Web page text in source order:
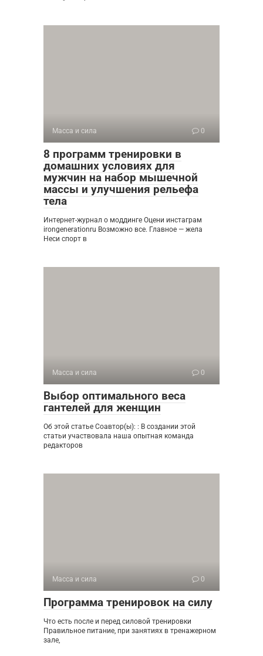
Масса и сила 0
8 программ тренировки в
домашних условиях для
мужчин на набор мышечной
массы и улучшения рельефа
тела
Интернет-журнал о моддинге Оцени инстаграм
irongenerationru Возможно все. Главное — жела
Неси спорт в
Масса и сила 0
Выбор оптимального веса
гантелей для женщин
Об этой статье Соавтор(ы): : В создании этой
статьи участвовала наша опытная команда
редакторов
Масса и сила 0
Программа тренировок на силу
Что есть после и перед силовой тренировки
Правильное питание, при занятиях в тренажерном
зале,